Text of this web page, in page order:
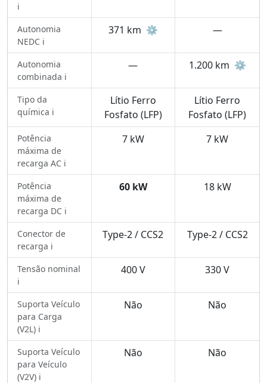
ℹ️
Autonomia
NEDC ℹ️
371 km ⚙️ —
Autonomia
combinada ℹ️
— 1.200 km ⚙️
Tipo da
química ℹ️
Lítio Ferro
Fosfato (LFP)
Lítio Ferro
Fosfato (LFP)
Potência
máxima de
recarga AC ℹ️
7 kW 7 kW
Potência
máxima de
recarga DC ℹ️
60 kW 18 kW
Conector de
recarga ℹ️
Type-2 / CCS2 Type-2 / CCS2
Tensão nominal
ℹ️
400 V 330 V
Suporta Veículo
para Carga
(V2L) ℹ️
Não Não
Suporta Veículo
para Veículo
(V2V) ℹ️
Não Não